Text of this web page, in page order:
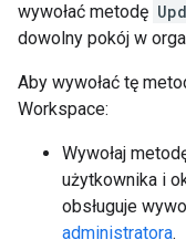
wywołać metodę
dowolny pokój w
Aby wywołać tę
Workspace:
Wywołaj
użytkownika i
obsługuje
administratora.